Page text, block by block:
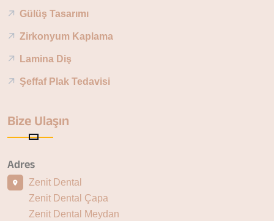
Gülüş Tasarımı
Zirkonyum Kaplama
Lamina Diş
Şeffaf Plak Tedavisi
Bize Ulaşın
Adres
Zenit Dental
Zenit Dental Çapa
Zenit Dental Meydan